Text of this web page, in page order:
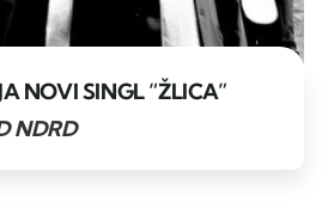
NOVI SINGL “ŽLICA”
NDRD